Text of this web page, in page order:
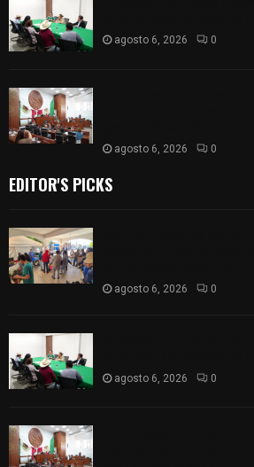
agosto 6, 2026 0
agosto 6, 2026 0
EDITOR'S PICKS
agosto 6, 2026 0
agosto 6, 2026 0